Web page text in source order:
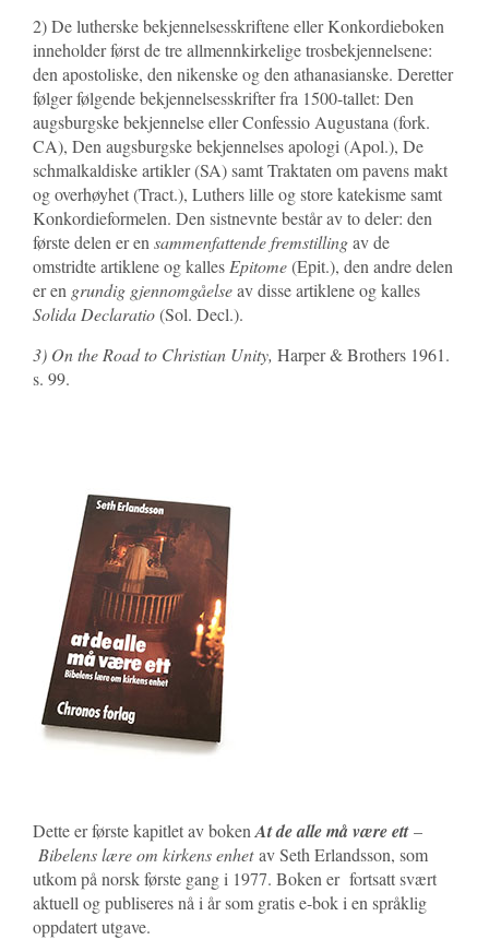
2) De lutherske bekjennelsesskriftene eller Konkordieboken
inneholder først de tre allmennkirkelige trosbekjennelsene:
den apostoliske, den nikenske og den athanasi­anske. Deretter
følger følgende bekjennelsesskrifter fra 1500-tallet: Den
augsburgske bekjennelse eller Confessio Augustana (fork.
CA), Den augsburgske bekjennelses apologi (Apol.), De
schmalkaldiske artikler (SA) samt Traktaten om pavens makt
og overhøyhet (Tract.), Luthers lille og store katekisme samt
Konkordieformelen. Den sistnevnte består av to deler: den
første delen er ensammenfattende fremstillingav de
omstridte artiklene og kallesEpitome(Epit.), den andre delen
er en grundig gjennomgåelseav disse artiklene og kalles
Solida Declaratio(Sol. Decl.).
3) On the Road to Christian Unity, Harper & Brothers 1961.
s. 99.
Dette er første kapitlet av bokenAt de alle må være ett–
Bibelens lære om kirkens enhetav Seth Erlandsson, som
utkom på norsk første gang i 1977. Boken er fortsatt svært
aktuell og publiseres nå i år som gratis e-bok i en språklig
oppdatert utgave.